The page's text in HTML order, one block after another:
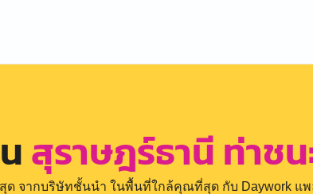
สุราษฎร์ธานี ท่าช
ด จากบริษัทชั้นนำ ในพื้นที่ใกล้คุณที่สุด กับ Daywork แ